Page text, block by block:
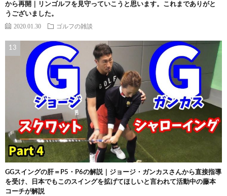
から再開｜リンゴルフを見守っていこうと思います。これまでありがと
うございました。
2020.01.30 ゴルフの雑談
GGスイングの肝＝P5・P6の解説｜ジョージ・ガンカスさんから直接指導
を受け、日本でもこのスイングを拡げてほしいと言われて活動中の藤本
コーチが解説